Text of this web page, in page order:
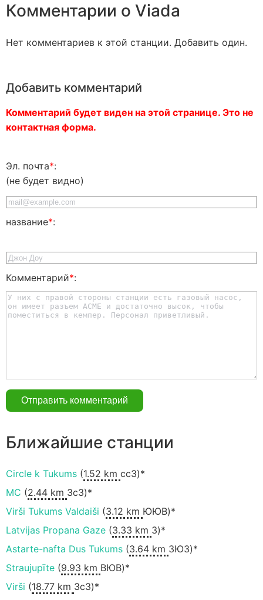
Комментарии о Viada
Нет комментариев к этой станции. Добавить один.
Добавить комментарий
Комментарий будет виден на этой странице. Это не
контактная форма.
Эл. почта*:
(не будет видно)
название*:
Комментарий*:
Ближайшие станции
Circle k Tukums (1.52 km ccЗ)*
MC (2.44 km ЗсЗ)*
Virši Tukums Valdaiši (3.12 km ЮЮВ)*
Latvijas Propana Gaze (3.33 km З)*
Astarte-nafta Dus Tukums (3.64 km ЗЮЗ)*
Straujupīte (9.93 km ВЮВ)*
Virši (18.77 km ЗсЗ)*